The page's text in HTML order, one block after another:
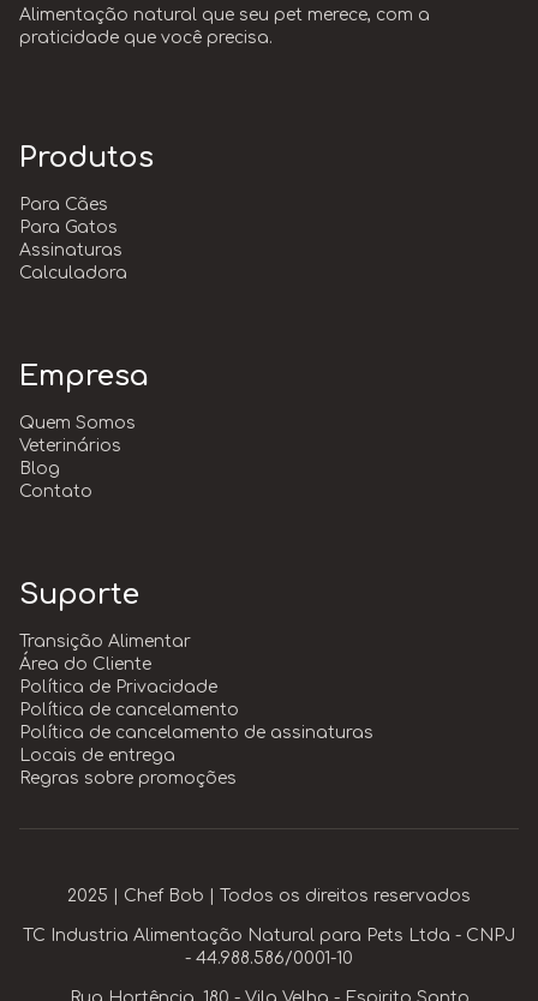
Alimentação natural que seu pet merece, com a
praticidade que você precisa.
Produtos
Para Cães
Para Gatos
Assinaturas
Calculadora
Empresa
Quem Somos
Veterinários
Blog
Contato
Suporte
Transição Alimentar
Área do Cliente
Política de Privacidade
Política de cancelamento
Política de cancelamento de assinaturas
Locais de entrega
Regras sobre promoções
2025 | Chef Bob | Todos os direitos reservados
TC Industria Alimentação Natural para Pets Ltda - CNPJ
- 44.988.586/0001-10